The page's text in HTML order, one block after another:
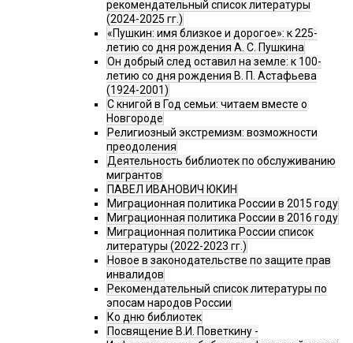
рекомендательный список литературы
(2024-2025 гг.)
«Пушкин: имя близкое и дорогое»: к 225-
летию со дня рождения А. С. Пушкина
Он добрый след оставил на земле: к 100-
летию со дня рождения В. П. Астафьева
(1924-2001)
С книгой в Год семьи: читаем вместе о
Новгороде
Религиозный экстремизм: возможности
преодоления
Деятельность библиотек по обслуживанию
мигрантов
ПАВЕЛ ИВАНОВИЧ ЮКИН
Миграционная политика России в 2015 году
Миграционная политика России в 2016 году
Миграционная политика России список
литературы (2022-2023 гг.)
Новое в законодательстве по защите прав
инвалидов
Рекомендательный список литературы по
эпосам народов России
Ко дню библиотек
Посвящение В.И. Поветкину -